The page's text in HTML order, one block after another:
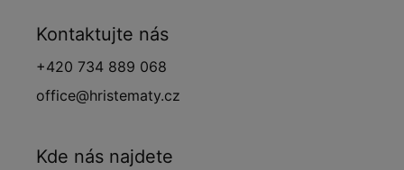
Kontaktujte nás
+420 734 889 068
office@hristematy.cz
Kde nás najdete